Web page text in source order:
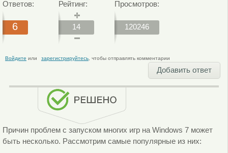
Ответов:
6
Рейтинг:
14
Просмотров:
120246
Войдите или зарегистрируйтесь, чтобы отправлять комментарии
Добавить ответ
Причин проблем с запуском многих игр на Windows 7 может
быть несколько. Рассмотрим самые популярные из них: